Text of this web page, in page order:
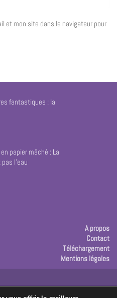
et mon site dans le navigateur pour
fantastiques : la
papier mâché : La
l’eau
A propos
Contact
Téléchargement
Mentions légales